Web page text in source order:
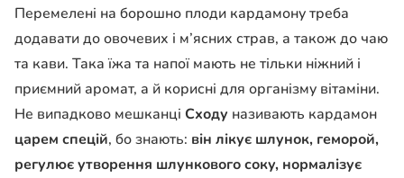
Перемелені на борошно плоди кардамону треба
додавати до овочевих і м’ясних страв, а також до чаю
та кави. Така їжа та напої мають не тільки ніжний і
приємний аромат, а й корисні для організму вітаміни.
Не випадково мешканці Сходу називають кардамон
царем спецій, бо знають: він лікує шлунок, геморой,
регулює утворення шлункового соку, нормалізує